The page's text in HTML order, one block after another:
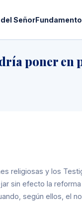
SeñorFundamento
poner en
religiosas y los
sin efecto la
según ellos, el